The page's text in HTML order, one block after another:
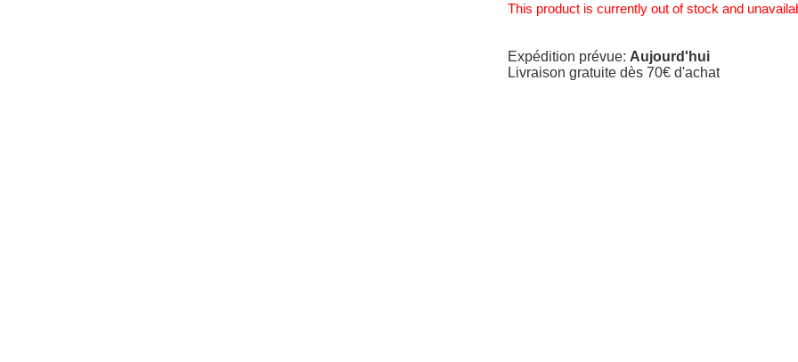
This product is currently out of stock and
Expédition prévue: Aujourd'hui
Livraison gratuite dès 70€ d'achat